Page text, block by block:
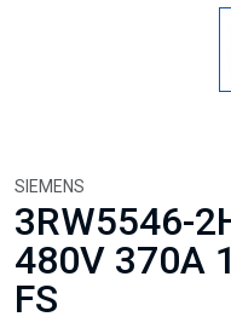
SIEMENS
3RW5546-
480V 370A
FS